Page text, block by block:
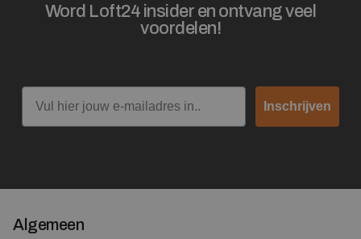
Word Loft24 insider en ontvang veel
voordelen!
Email
Inschrijven
Algemeen